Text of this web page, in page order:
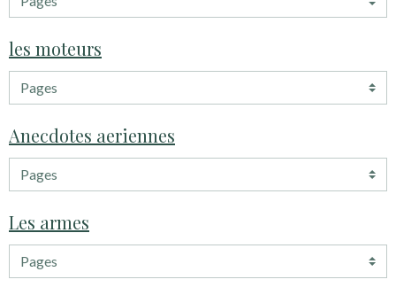
les moteurs
Anecdotes aeriennes
Les armes